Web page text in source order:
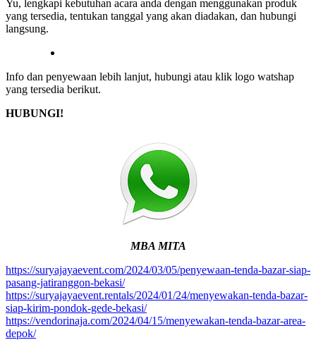
Yu, lengkapi kebutuhan acara anda dengan menggunakan produk
yang tersedia, tentukan tanggal yang akan diadakan, dan hubungi
langsung.
Info dan penyewaan lebih lanjut, hubungi atau klik logo watshap
yang tersedia berikut.
HUBUNGI!
MBA MITA
https://suryajayaevent.com/2024/03/05/penyewaan-tenda-bazar-siap-
pasang-jatiranggon-bekasi/
https://suryajayaevent.rentals/2024/01/24/menyewakan-tenda-bazar-
siap-kirim-pondok-gede-bekasi/
https://vendorinaja.com/2024/04/15/menyewakan-tenda-bazar-area-
depok/